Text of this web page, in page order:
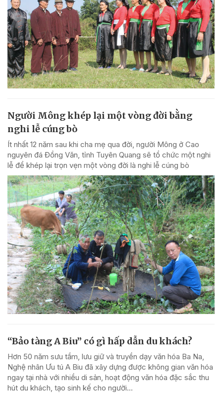
Người Mông khép lại một vòng đời bằng
nghi lễ cúng bò
Ít nhất 12 năm sau khi cha mẹ qua đời, người Mông ở Cao
nguyên đá Đồng Văn, tỉnh Tuyên Quang sẽ tổ chức một nghi
lễ để khép lại trọn vẹn một vòng đời là nghi lễ cúng bò
“Bảo tàng A Biu” có gì hấp dẫn du khách?
Hơn 50 năm sưu tầm, lưu giữ và truyền dạy văn hóa Ba Na,
Nghệ nhân Ưu tú A Biu đã xây dựng được không gian văn hóa
ngay tại nhà với nhiều di sản, hoạt động văn hóa đặc sắc thu
hút du khách, tạo sinh kế cho người...